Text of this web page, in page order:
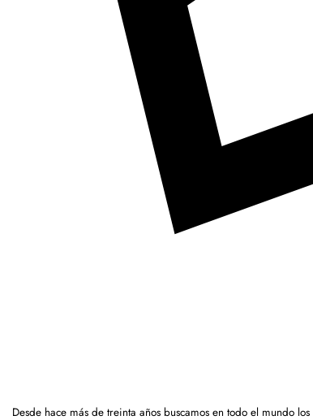
Desde hace más de treinta años buscamos en todo el mundo